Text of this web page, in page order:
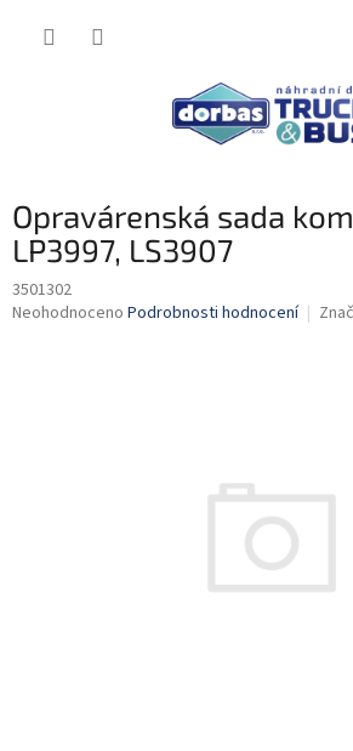
Opravárenská sada
LP3997, LS3907
3501302
Průměrné
Neohodnoceno Podrobnosti hodnocení